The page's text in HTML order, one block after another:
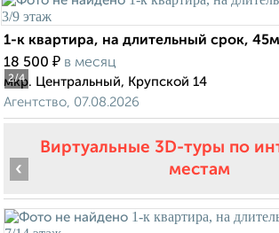
2/4
1-к квартира, на длительный срок,
18 500 ₽ в месяц
мкр. Центральный, Крупской 14
Агентство, 07.08.2026
Виртуальные 3D-туры по
местам
‹